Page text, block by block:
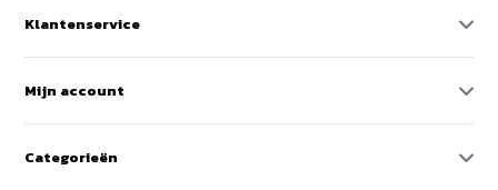
Klantenservice
Mijn account
Categorieën